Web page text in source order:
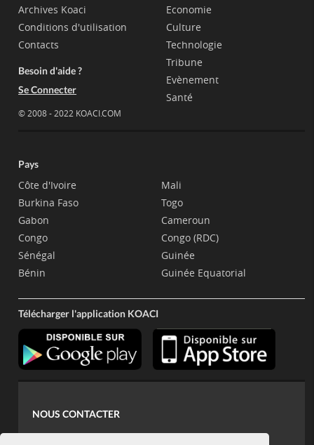
Archives Koaci
Conditions d'utilisation
Contacts
Besoin d'aide ?
Se Connecter
© 2008 - 2022 KOACI.COM
Economie
Culture
Technologie
Tribune
Evènement
Santé
Pays
Côte d'Ivoire
Burkina Faso
Gabon
Congo
Sénégal
Bénin
Mali
Togo
Cameroun
Congo (RDC)
Guinée
Guinée Equatorial
Télécharger l'application KOACI
NOUS CONTACTER